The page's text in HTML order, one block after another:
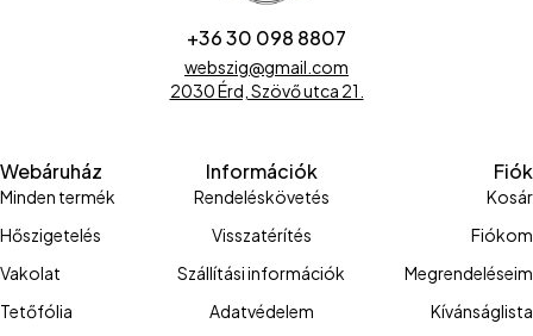
+36 30 098 8807
webszig@gmail.com
2030 Érd, Szövő utca 21.
Webáruház
Minden termék
Hőszigetelés
Vakolat
Tetőfólia
Információk
Rendeléskövetés
Visszatérítés
Szállítási információk
Adatvédelem
Fiók
Kosár
Fiókom
Megrendeléseim
Kívánságlista